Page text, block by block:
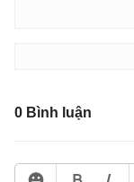
0 Bình luận